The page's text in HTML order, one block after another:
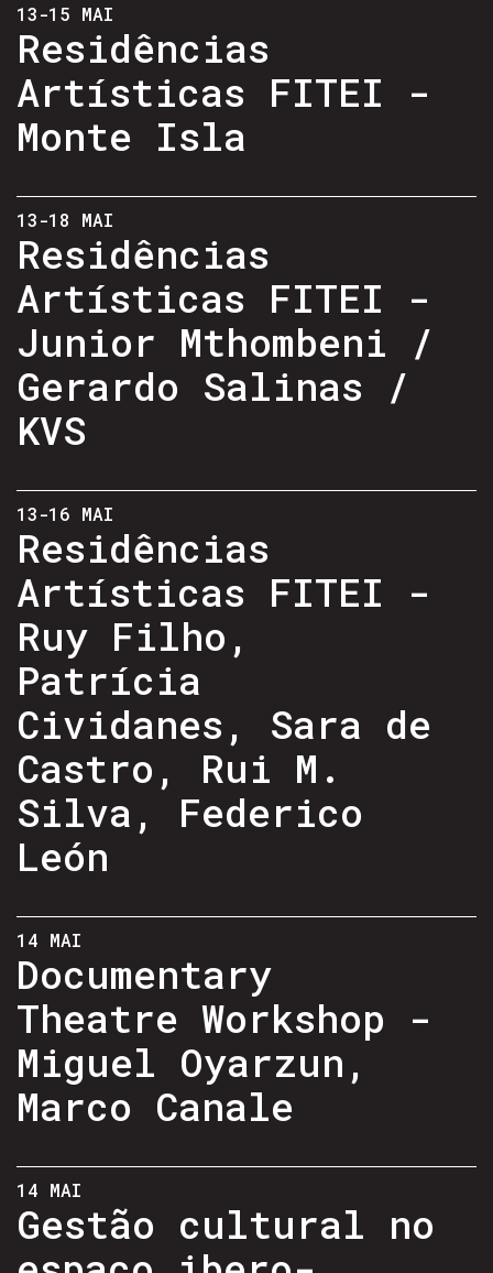
13-15 MAI
Residências
Artísticas FITEI -
Monte Isla
13-18 MAI
Residências
Artísticas FITEI -
Junior Mthombeni /
Gerardo Salinas /
KVS
13-16 MAI
Residências
Artísticas FITEI -
Ruy Filho,
Patrícia
Cividanes, Sara de
Castro, Rui M.
Silva, Federico
León
14 MAI
Documentary
Theatre Workshop -
Miguel Oyarzun,
Marco Canale
14 MAI
Gestão cultural no